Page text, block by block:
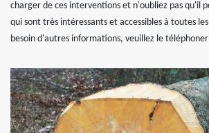
charger de ces interventions et n'oubliez pas qu'il
qui sont très intéressants et accessibles à toutes les
besoin d'autres informations, veuillez le